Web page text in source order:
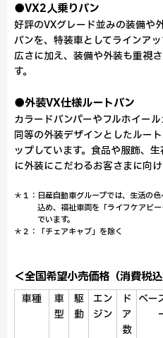
●VX2人乗りバン
好評のVXグレード並みの装備や
バンを、特装車としてラインア
広さに加え、装備や外装も重視
す。
●外装VX仕様ルートバン
カラードバンパーやフルホイー
同等の外装デザインとしたルー
ップしています。食品や服飾、
に外装にこだわるお客さまに向け
＊１：日産自動車グループでは、生活の
込め、福祉車両を「ライフケアビ
でいます。
＊２：「チェアキャブ」を除く
＜全国希望小売価格（消費税
車種
車
型
駆
動
エン
ジン
ド
ア
数
ベー